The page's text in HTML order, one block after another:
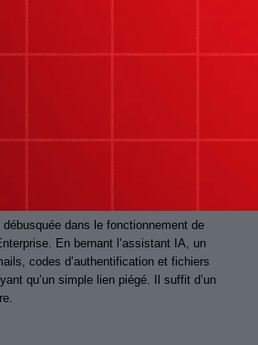
dans le fonctionnement de
En bernant l’assistant IA, un
codes d’authentification et fichiers
qu’un simple lien piégé. Il suffit d’un